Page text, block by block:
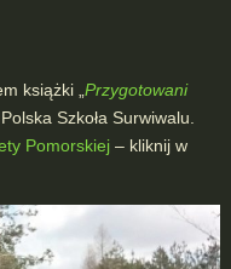
książki „ Przygotowani
Szkoła Surwiwalu.
Pomorskiej– kliknij w